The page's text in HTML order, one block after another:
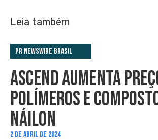
Leia também
PR Newswire Brasil
ASCEND AUMENTA
POLÍMEROS E
NÁILON
2 DE ABRIL DE 2024